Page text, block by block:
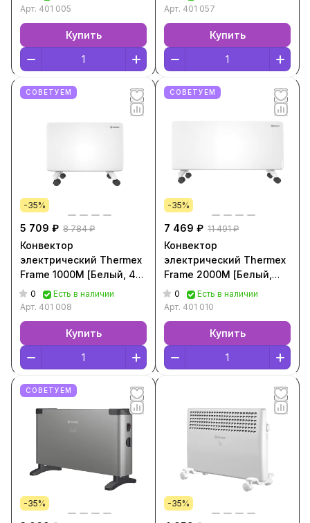
Арт. 401 005
Купить
Арт. 401 057
Купить
СОВЕТУЕМ
-35%
5 709 ₽ 8 784 ₽
Конвектор
электрический Thermex
Frame 1000M [Белый, 401
008]
0
Есть в наличии
Арт. 401 008
Купить
СОВЕТУЕМ
-35%
7 469 ₽ 11 491 ₽
Конвектор
электрический Thermex
Frame 2000M [Белый,
401 010]
0
Есть в наличии
Арт. 401 010
Купить
СОВЕТУЕМ
-35% -35%